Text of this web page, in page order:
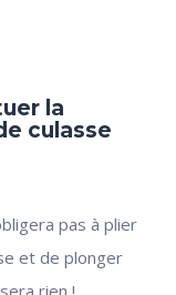
la
culasse
pas à plier
et de plonger
rien !